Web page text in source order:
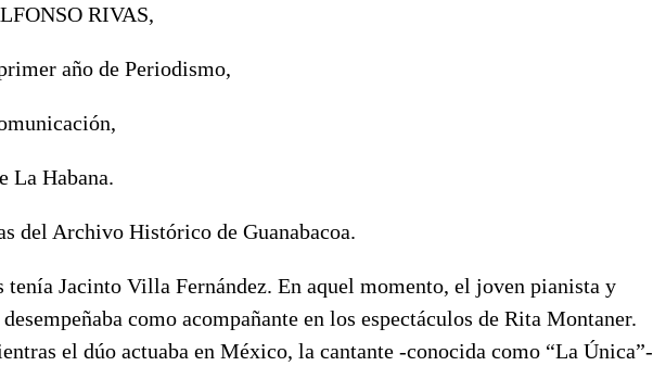
RIVAS,
año de Periodismo,
La Habana.
del Archivo Histórico de Guanabacoa.
tenía Jacinto Villa Fernández. En aquel momento, el joven pianista y
como acompañante en los espectáculos de Rita Montaner.
el dúo actuaba en México, la cantante -conocida como “La Única”-